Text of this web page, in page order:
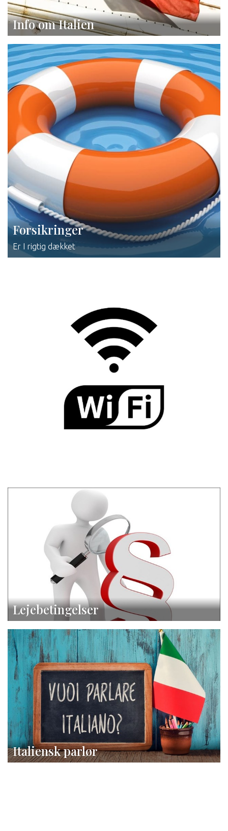
Info om Italien
Forsikringer
Er I rigtig dækket
Lejebetingelser
Italiensk parlør